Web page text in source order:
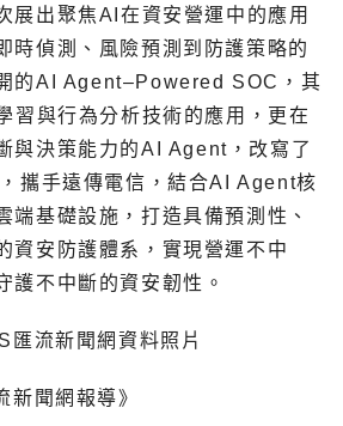
展出聚焦AI在資安營運中的應用
時偵測、風險預測到防護策略的
的AI Agent–Powered SOC，其
習與行為分析技術的應用，更在
與決策能力的AI Agent，改寫了
攜手遠傳電信，結合AI Agent核
端基礎設施，打造具備預測性、
資安防護體系，實現營運不中
護不中斷的資安韌性。
匯流新聞網資料照片
新聞網報導》